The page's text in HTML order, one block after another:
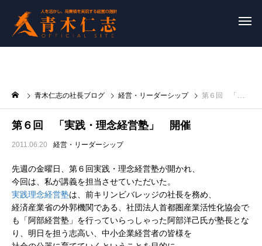
青木仁志の社長ブログ 経営・リーダーシップ 第６回 「実践・理念経営塾」 開催
第６回 「実践・理念経営塾」 開催
2011.06.20 経営・リーダーシップ
先週の金曜日、第６回実践・理念経営塾が開かれ、
今回は、私が講義を担当させていただいた。
実践理念経営塾は、前キリンビバレッジの社長を務め、
経済産業省の外郭機関である、社団法人首都圏産業活性化協会で
も「阿部経営塾」を行っていらっしゃった阿部洋己氏が塾長とな
り、明日を担う志高い、中小企業経営者の皆様を